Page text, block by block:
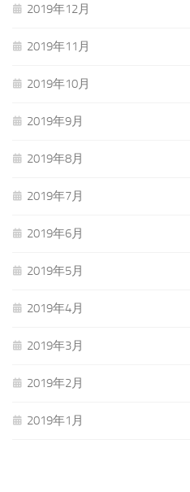
2019年12月
2019年11月
2019年10月
2019年9月
2019年8月
2019年7月
2019年6月
2019年5月
2019年4月
2019年3月
2019年2月
2019年1月